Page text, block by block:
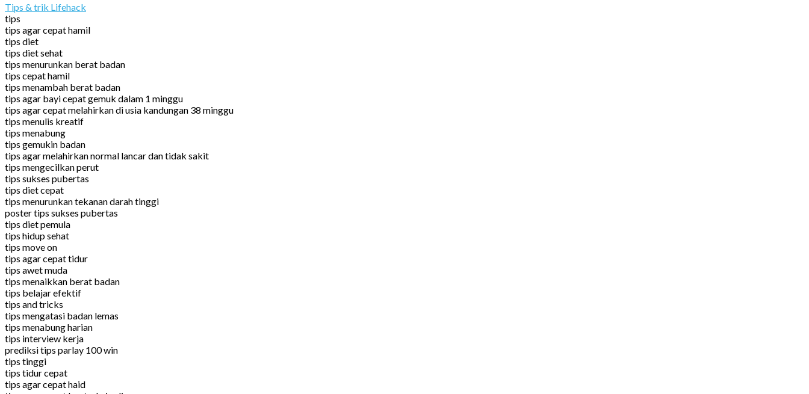
Tips & trik Lifehack
tips
tips agar cepat hamil
tips diet
tips diet sehat
tips menurunkan berat badan
tips cepat hamil
tips menambah berat badan
tips agar bayi cepat gemuk dalam 1 minggu
tips agar cepat melahirkan di usia kandungan 38 minggu
tips menulis kreatif
tips menabung
tips gemukin badan
tips agar melahirkan normal lancar dan tidak sakit
tips mengecilkan perut
tips sukses pubertas
tips diet cepat
tips menurunkan tekanan darah tinggi
poster tips sukses pubertas
tips diet pemula
tips hidup sehat
tips move on
tips agar cepat tidur
tips awet muda
tips menaikkan berat badan
tips belajar efektif
tips and tricks
tips mengatasi badan lemas
tips menabung harian
tips interview kerja
prediksi tips parlay 100 win
tips tinggi
tips tidur cepat
tips agar cepat haid